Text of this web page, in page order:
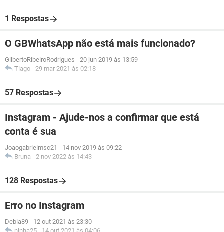
1 Respostas
O GBWhatsApp não está mais funcionado?
GilbertoRibeiroRodrigues - 20 jun 2019 às 13:59
Tiago - 29 mar 2021 às 02:18
57 Respostas
Instagram - Ajude-nos a confirmar que está
conta é sua
Joaogabrielmsc21 - 14 nov 2019 às 09:22
Bruna - 2 nov 2022 às 14:43
128 Respostas
Erro no Instagram
Debia89 - 12 out 2021 às 23:30